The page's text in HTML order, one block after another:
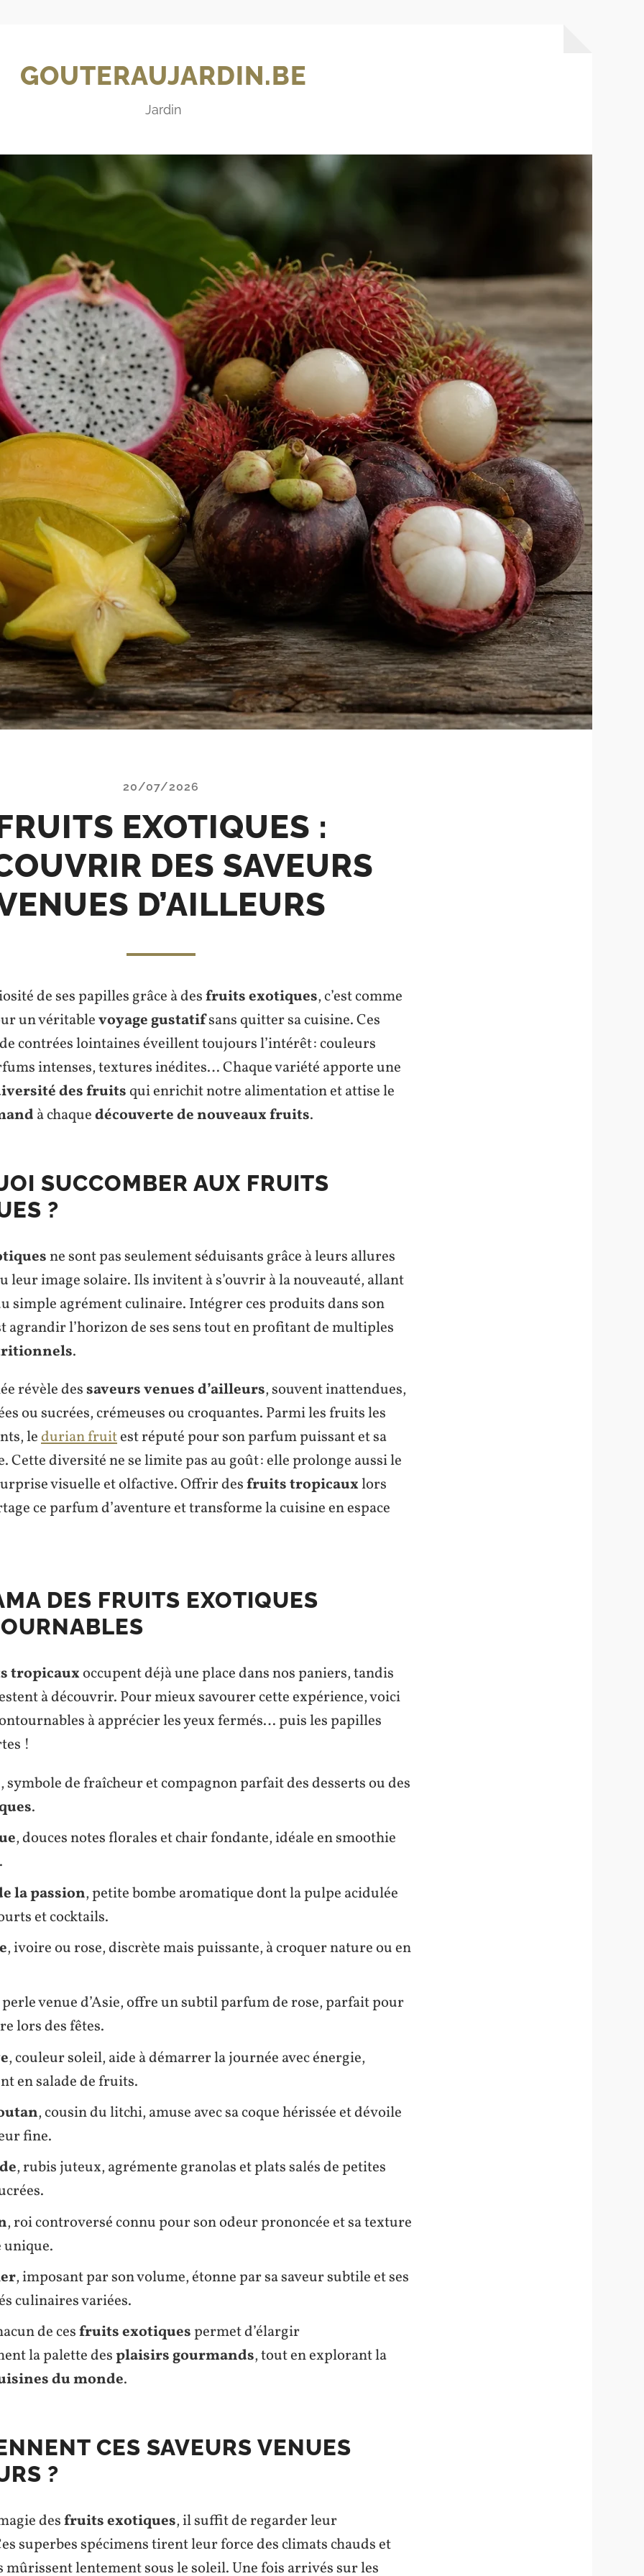
GOUTERAUJARDIN.BE
Jardin
20/07/2026
EXOTIQUES :
DES SAVEURS
D’AILLEURS
de ses papilles grâce à desfruits exotiques, c’est comme
un véritablevoyage gustatifsans quitter sa cuisine. Ces
contrées lointaines éveillent toujours l’intérêt : couleurs
intenses, textures inédites… Chaque variété apporte une
des fruitsqui enrichit notre alimentation et attise le
à chaquedécouverte de nouveaux fruits.
SUCCOMBER AUX FRUITS
?
ne sont pas seulement séduisants grâce à leurs allures
leur image solaire. Ils invitent à s’ouvrir à la nouveauté, allant
simple agrément culinaire. Intégrer ces produits dans son
agrandir l’horizon de ses sens tout en profitant de multiples
.
révèle dessaveurs venues d’ailleurs, souvent inattendues,
ou sucrées, crémeuses ou croquantes. Parmi les fruits les
ledurian fruitest réputé pour son parfum puissant et sa
Cette diversité ne se limite pas au goût : elle prolonge aussi le
visuelle et olfactive. Offrir desfruits tropicauxlors
ce parfum d’aventure et transforme la cuisine en espace
DES FRUITS EXOTIQUES
tropicauxoccupent déjà une place dans nos paniers, tandis
à découvrir. Pour mieux savourer cette expérience, voici
à apprécier les yeux fermés… puis les papilles
!
, symbole de fraîcheur et compagnon parfait des desserts ou des
.
, douces notes florales et chair fondante, idéale en smoothie
la passion, petite bombe aromatique dont la pulpe acidulée
et cocktails.
, ivoire ou rose, discrète mais puissante, à croquer nature ou en
perle venue d’Asie, offre un subtil parfum de rose, parfait pour
lors des fêtes.
, couleur soleil, aide à démarrer la journée avec énergie,
en salade de fruits.
, cousin du litchi, amuse avec sa coque hérissée et dévoile
fine.
, rubis juteux, agrémente granolas et plats salés de petites
, roi controversé connu pour son odeur prononcée et sa texture
unique.
, imposant par son volume, étonne par sa saveur subtile et ses
culinaires variées.
de cesfruits exotiquespermet d’élargir
la palette desplaisirs gourmands, tout en explorant la
du monde.
CES SAVEURS VENUES
?
desfruits exotiques, il suffit de regarder leur
superbes spécimens tirent leur force des climats chauds et
mûrissent lentement sous le soleil. Une fois arrivés sur les